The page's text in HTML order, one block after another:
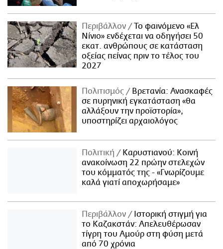
Περιβάλλον
Το φαινόμενο «Ελ
Νίνιο» ενδέχεται να οδηγήσει 50
εκατ. ανθρώπους σε κατάσταση
οξείας πείνας πριν το τέλος του
2027
Πολιτισμός
Βρετανία: Ανασκαφές
σε πυρηνική εγκατάσταση «θα
αλλάξουν την προϊστορία»,
υποστηρίζει αρχαιολόγος
Πολιτική
Καρυστιανού: Κοινή
ανακοίνωση 22 πρώην στελεχών
του κόμματός της - «Γνωρίζουμε
καλά γιατί αποχωρήσαμε»
Περιβάλλον
Ιστορική στιγμή για
το Καζακστάν: Απελευθέρωσαν
τίγρη του Αμούρ στη φύση μετά
από 70 χρόνια